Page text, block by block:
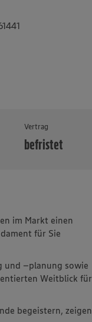
Vertrag
befristet
im Markt einen
für Sie
und –planung sowie
Weitblick für
begeistern, zeigen